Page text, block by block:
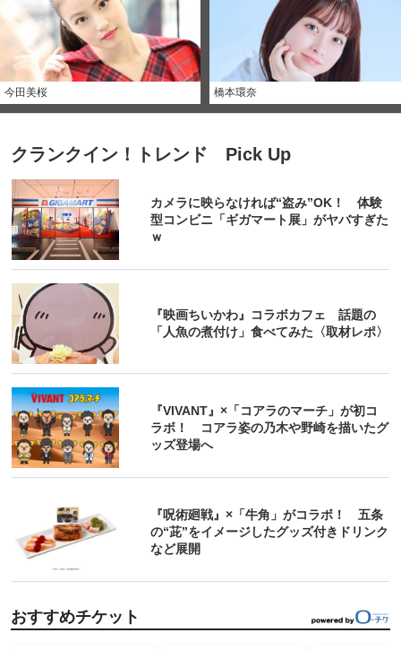
今田美桜 橋本環奈
クランクイン！トレンド Pick Up
カメラに映らなければ“盗み”OK！ 体験
型コンビニ「ギガマート展」がヤバすぎた
ｗ
『映画ちいかわ』コラボカフェ 話題の
「人魚の煮付け」食べてみた〈取材レポ〉
『VIVANT』×「コアラのマーチ」が初コ
ラボ！ コアラ姿の乃木や野崎を描いたグ
ッズ登場へ
『呪術廻戦』×「牛角」がコラボ！ 五条
の“茈”をイメージしたグッズ付きドリンク
など展開
おすすめチケット